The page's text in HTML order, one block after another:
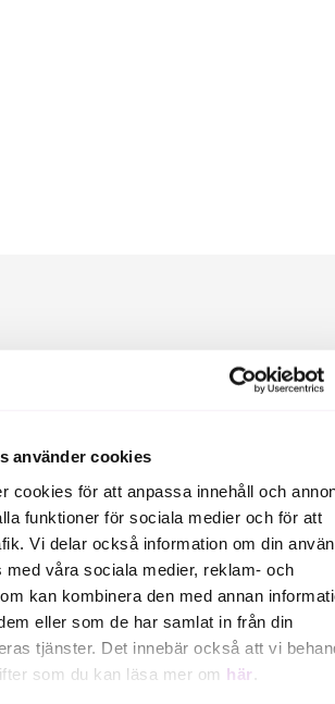
använder cookies
cookies för att anpassa innehåll och
funktioner för sociala medier och för att
Vi delar också information om din
med våra sociala medier, reklam- och
kan kombinera den med annan
eller som de har samlat in från din
tjänster. Det innebär också att vi
som du kan läsa mer om här
mest aktiva investerare i startups.
investerat i ca 1 000 startups. Våra
förvärvats av bl a Google, Microsoft,
noterats på olika börser. Almi Invest är
inom Almi-koncernen och
Europeiska unionen.